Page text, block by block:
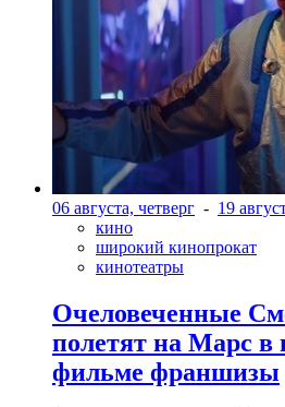
06 августа, четверг - 19
кино
широкий кинопрокат
кинотеатры
Очеловеченные
полетят на Марс в
фильме франшизы